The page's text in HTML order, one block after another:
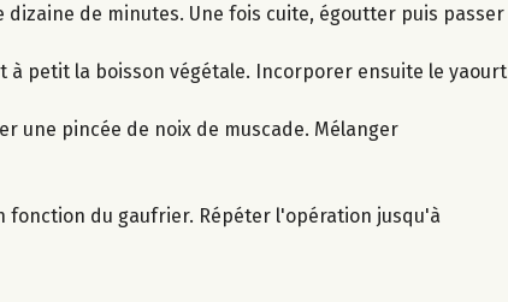
de minutes. Une fois cuite, égoutter puis passer
à petit la boisson végétale. Incorporer ensuite le yaourt
une pincée de noix de muscade. Mélanger
fonction du gaufrier. Répéter l'opération jusqu'à